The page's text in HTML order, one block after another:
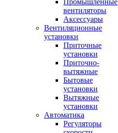
Промышленные
вентиляторы
Аксессуары
Вентиляционные
установки
Приточные
установки
Приточно-
вытяжные
Бытовые
установки
Вытяжные
установки
Автоматика
Регуляторы